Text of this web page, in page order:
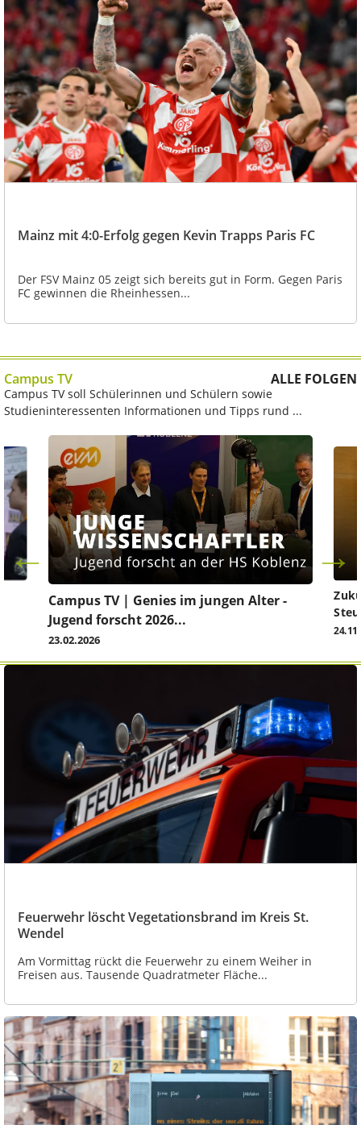
Mainz mit 4:0-Erfolg gegen Kevin Trapps Paris FC
Der FSV Mainz 05 zeigt sich bereits gut in Form. Gegen Paris
FC gewinnen die Rheinhessen...
Campus TV ALLE FOLGEN
Campus TV soll Schülerinnen und Schülern sowie
Studieninteressenten Informationen und Tipps rund ...
Campus TV | Genies im jungen Alter -
Jugend forscht 2026...
23.02.2026
Feuerwehr löscht Vegetationsbrand im Kreis St.
Wendel
Am Vormittag rückt die Feuerwehr zu einem Weiher in
Freisen aus. Tausende Quadratmeter Fläche...